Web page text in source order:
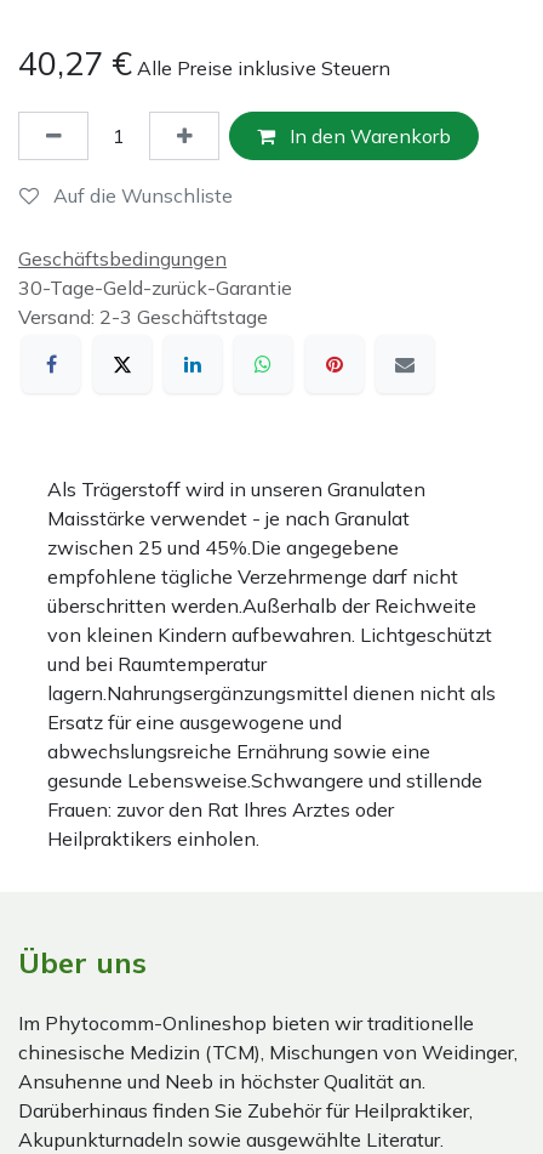
40,27 € Alle Preise inklusive Steuern
In den Warenkorb
Auf die Wunschliste
Geschäftsbedingungen
30-Tage-Geld-zurück-Garantie
Versand: 2-3 Geschäftstage
Als Trägerstoff wird in unseren Granulaten
Maisstärke verwendet - je nach Granulat
zwischen 25 und 45%.Die angegebene
empfohlene tägliche Verzehrmenge darf nicht
überschritten werden.Außerhalb der Reichweite
von kleinen Kindern aufbewahren. Lichtgeschützt
und bei Raumtemperatur
lagern.Nahrungsergänzungsmittel dienen nicht als
Ersatz für eine ausgewogene und
abwechslungsreiche Ernährung sowie eine
gesunde Lebensweise.Schwangere und stillende
Frauen: zuvor den Rat Ihres Arztes oder
Heilpraktikers einholen.
Über uns
Im Phytocomm-Onlineshop bieten wir traditionelle
chinesische Medizin (TCM), Mischungen von Weidinger,
Ansuhenne und Neeb in höchster Qualität an.
Darüberhinaus finden Sie Zubehör für Heilpraktiker,
Akupunkturnadeln sowie ausgewählte Literatur.